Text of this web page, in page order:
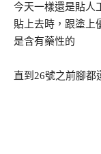
今天一樣還是貼人
貼上去時，跟塗上
是含有藥性的
直到26號之前腳都